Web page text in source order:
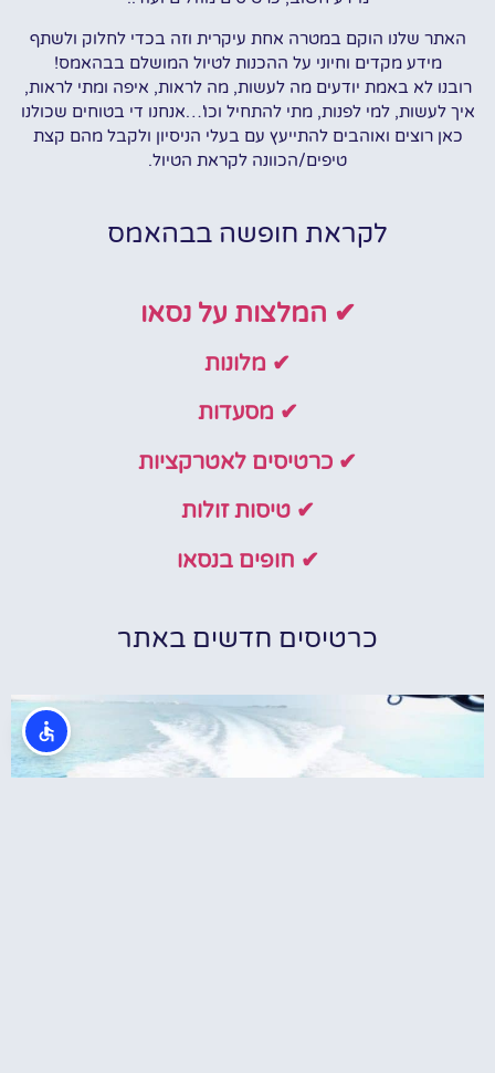
האתר שלנו הוקם במטרה אחת עיקרית וזה בכדי לחלוק ולשתף
מידע מקדים וחיוני על ההכנות לטיול המושלם בבהאמס!
רובנו לא באמת יודעים מה לעשות, מה לראות, איפה ומתי לראות,
איך לעשות, למי לפנות, מתי להתחיל וכו'…אנחנו די בטוחים שכולנו
כאן רוצים ואוהבים להתייעץ עם בעלי הניסיון ולקבל מהם קצת
טיפים/הכוונה לקראת הטיול.
לקראת חופשה בבהאמס
✔ המלצות על נסאו
✔ מלונות
✔ מסעדות
✔ כרטיסים לאטרקציות
✔ טיסות זולות
✔ חופים בנסאו
כרטיסים חדשים באתר